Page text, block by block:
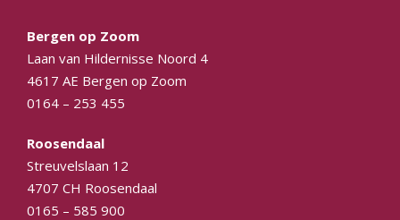
Bergen op Zoom
Laan van Hildernisse Noord 4
4617 AE Bergen op Zoom
0164 – 253 455
Roosendaal
Streuvelslaan 12
4707 CH Roosendaal
0165 – 585 900